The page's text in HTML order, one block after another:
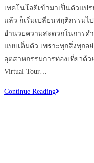
เทคโนโลยีเข้ามาเป็นตัวแป
แล้ว ก็เริ่มเปลี่ยนพฤติกรรมไ
อำนวยความสะดวกในการด
แบบเต็มตัว เพราะทุกสิ่งทุกอ
อุตสาหกรรมการท่องเที่ยวด้
Virtual Tour…
Continue Readingทำไม